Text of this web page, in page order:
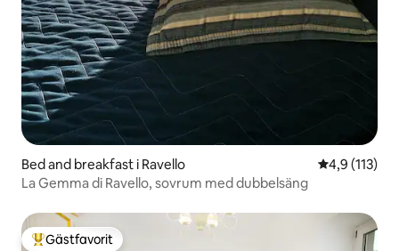
Bed and breakfast i Ravello 4,9 av 5 i
4,9 (113)
La Gemma di Ravello, sovrum med dubbelsäng
Populär gästfavorit
Gästfavorit